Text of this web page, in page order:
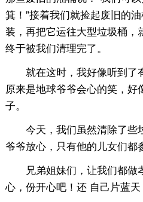
箕！”接着我们就捡起废旧的
装，再把它运往大型垃圾桶，
终于被我们清理完了。
就在这时，我好像听到了有
原来是地球爷爷会心的笑，好
子。
今天，我们虽然清除了些
爷爷放心，只有他的儿女们都
兄弟姐妹们，让我们都做
心，份开心吧！还 自己片蓝天